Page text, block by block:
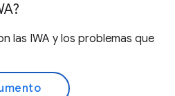
las IWA y los problemas que